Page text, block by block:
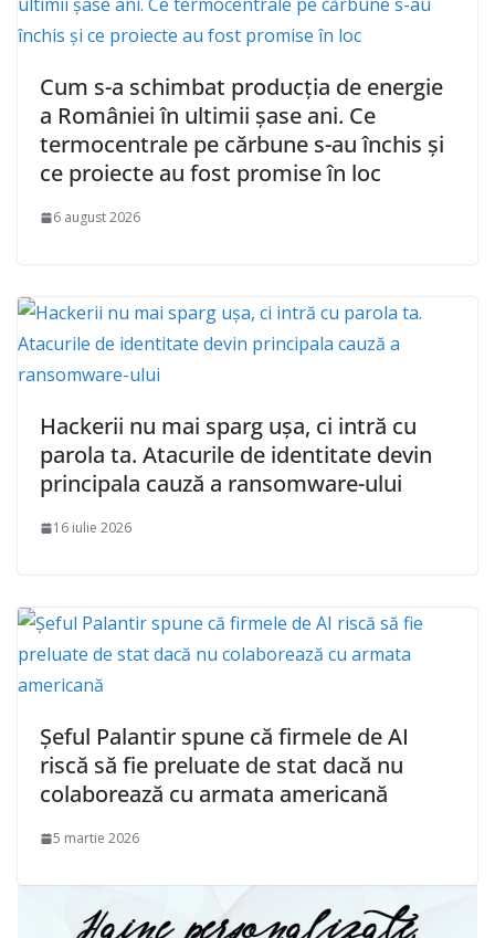
Cum s-a schimbat producția de energie
a României în ultimii șase ani. Ce
termocentrale pe cărbune s-au închis și
ce proiecte au fost promise în loc
6 august 2026
Hackerii nu mai sparg ușa, ci intră cu
parola ta. Atacurile de identitate devin
principala cauză a ransomware-ului
16 iulie 2026
Șeful Palantir spune că firmele de AI
riscă să fie preluate de stat dacă nu
colaborează cu armata americană
5 martie 2026